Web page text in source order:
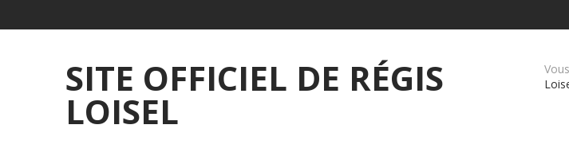
SITE OFFICIEL DE RÉGIS
LOISEL